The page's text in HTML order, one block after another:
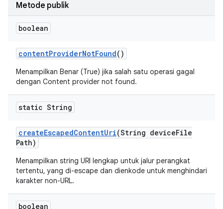
Metode publik
boolean
contentProviderNotFound()
Menampilkan Benar (True) jika salah satu operasi gagal
dengan Content provider not found.
static String
createEscapedContentUri(String deviceFile
Path)
Menampilkan string URI lengkap untuk jalur perangkat
tertentu, yang di-escape dan dienkode untuk menghindari
karakter non-URL.
boolean